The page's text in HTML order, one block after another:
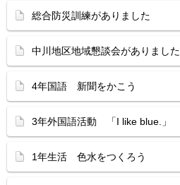
総合防災訓練がありました
中川地区地域懇談会がありました
4年国語 新聞をかこう
3年外国語活動 「I like blue.」
1年生活 色水をつくろう